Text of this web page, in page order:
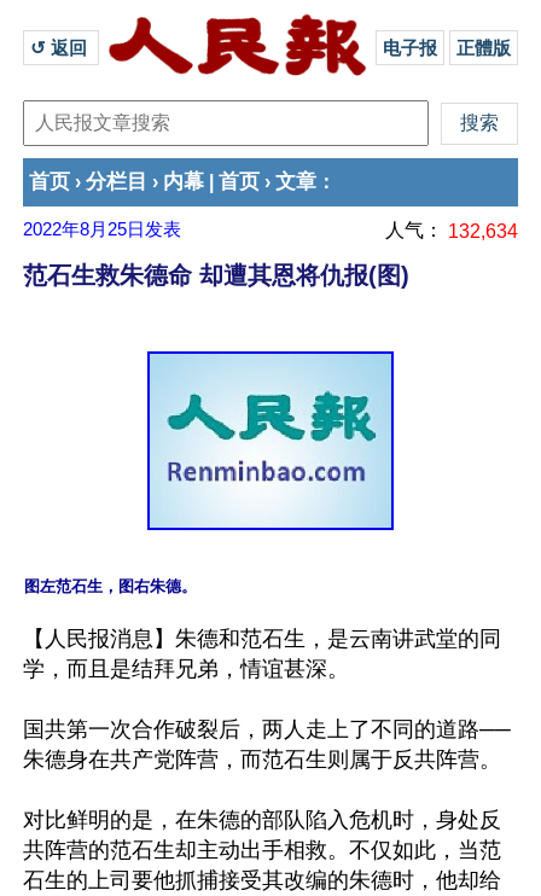
↺ 返回 电子报 正體版
首页 › 分栏目 › 内幕 首页 › 文章 ：
2022年8月25日 发表 人气： 132,634
范石生救朱德命 却遭其恩将仇报(图)
图左范石生，图右朱德。
【人民报消息】朱德和范石生，是云南讲武堂的同
学，而且是结拜兄弟，情谊甚深。
国共第一次合作破裂后，两人走上了不同的道路──
朱德身在共产党阵营，而范石生则属于反共阵营。
对比鲜明的是，在朱德的部队陷入危机时，身处反
共阵营的范石生却主动出手相救。不仅如此，当范
石生的上司要他抓捕接受其改编的朱德时，他却给